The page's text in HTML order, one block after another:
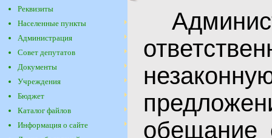
Реквизиты
Населенные пункты
Администрация
Совет депутатов
Документы
Учреждения
Бюджет
Каталог файлов
Информация о сайте
обещание